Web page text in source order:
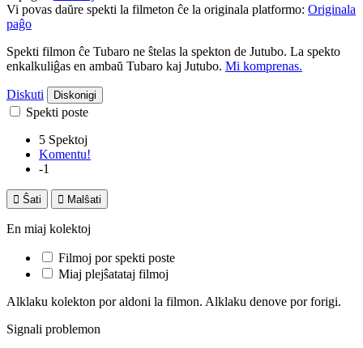
Vi povas daŭre spekti la filmeton ĉe la originala platformo: Originala
paĝo
Spekti filmon ĉe Tubaro ne ŝtelas la spekton de Jutubo. La spekto
enkalkuliĝas en ambaŭ Tubaro kaj Jutubo. Mi komprenas.
Diskuti Diskonigi
Spekti poste
5 Spektoj
Komentu!
-1
 Ŝati  Malŝati
En miaj kolektoj
Filmoj por spekti poste
Miaj plejŝatataj filmoj
Alklaku kolekton por aldoni la filmon. Alklaku denove por forigi.
Signali problemon